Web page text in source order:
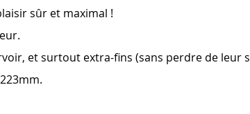
sûr et maximal !
et surtout extra-fins (sans perdre de leur